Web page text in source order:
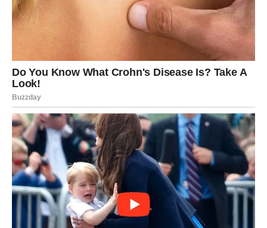
ŠKORPIJA
Škorpije danas osećaju intenzitet jače nego inače. Sve je
pojačano – i ljubav, i bol, i sumnja. Nešto što je dugo
tinjalo sada izbija na površinu. Moguće su velike
emotivne scene, ali i duboka spoznaja. Do večeras se
lomi jedna iluzija. I iako to boli, ti znaš da bez toga nema
transformacije. Ovo je tvoj teren – bol koji vodi ka moći.
Sudbina te danas testira, ali ti izlaziš jači.